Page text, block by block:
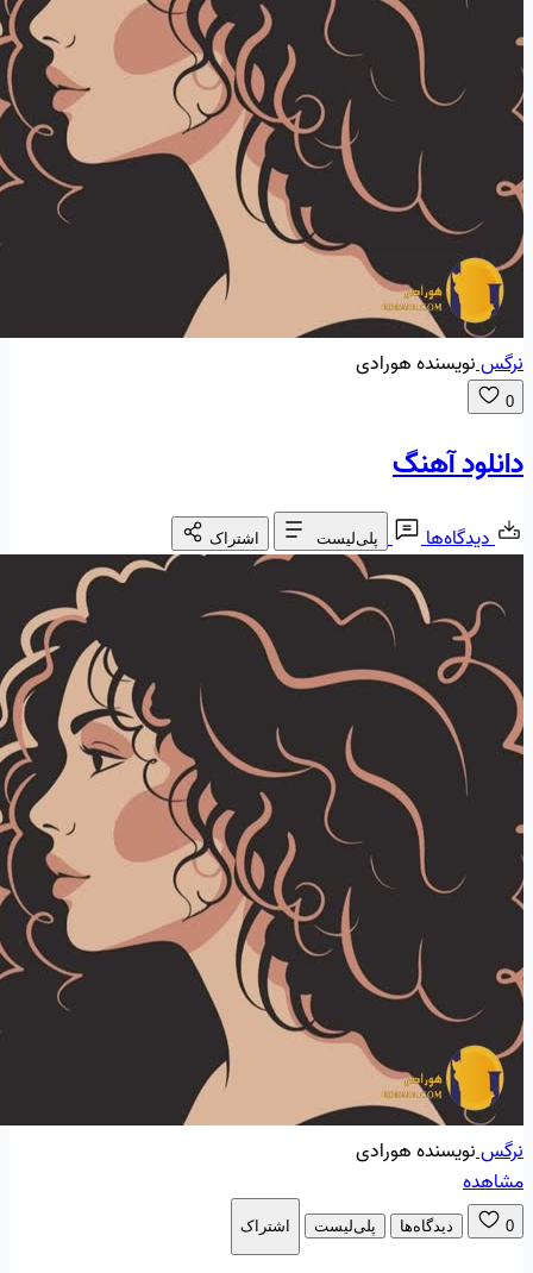
نرگسنویسنده هورادی
0
دانلود آهنگ
دیدگاه‌ها پلی‌لیست اشتراک
نرگسنویسنده هورادی
مشاهده
0 دیدگاه‌ها پلی‌لیست اشتراک